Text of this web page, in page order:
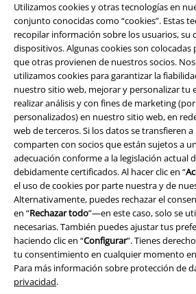
Utilizamos cookies y otras tecnologías en
conjunto conocidas como “cookies”. Estas
recopilar información sobre los usuarios,
dispositivos. Algunas cookies son
que otras provienen de nuestros socios.
utilizamos cookies para garantizar la
nuestro sitio web, mejorar y personalizar tu
realizar análisis y con fines de marketing
personalizados) en nuestro sitio web, en
web de terceros. Si los datos se transfieren a
comparten con socios que están sujetos a
adecuación conforme a la legislación actual
debidamente certificados. Al hacer clic en “
el uso de cookies por parte nuestra y de
Alternativamente, puedes rechazar el
en “Rechazar todo”—en este caso, solo se
necesarias. También puedes ajustar tus
haciendo clic en “Configurar”. Tienes
tu consentimiento en cualquier momento en
Para más información sobre protección de
privacidad.
Legal
Términos y Condiciones
Aviso Legal
Ley protección de datos
Eliminación de residuos y protección del
Declaración de Conformidad